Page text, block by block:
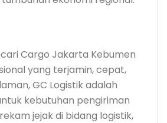
Cargo Jakarta Kebumen
yang terjamin, cepat,
GC Logistik adalah
kebutuhan pengiriman
jejak di bidang logistik,